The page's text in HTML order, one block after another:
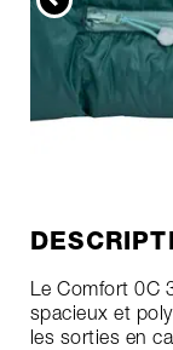
Le Comfort 0C
spacieux et
les sorties en